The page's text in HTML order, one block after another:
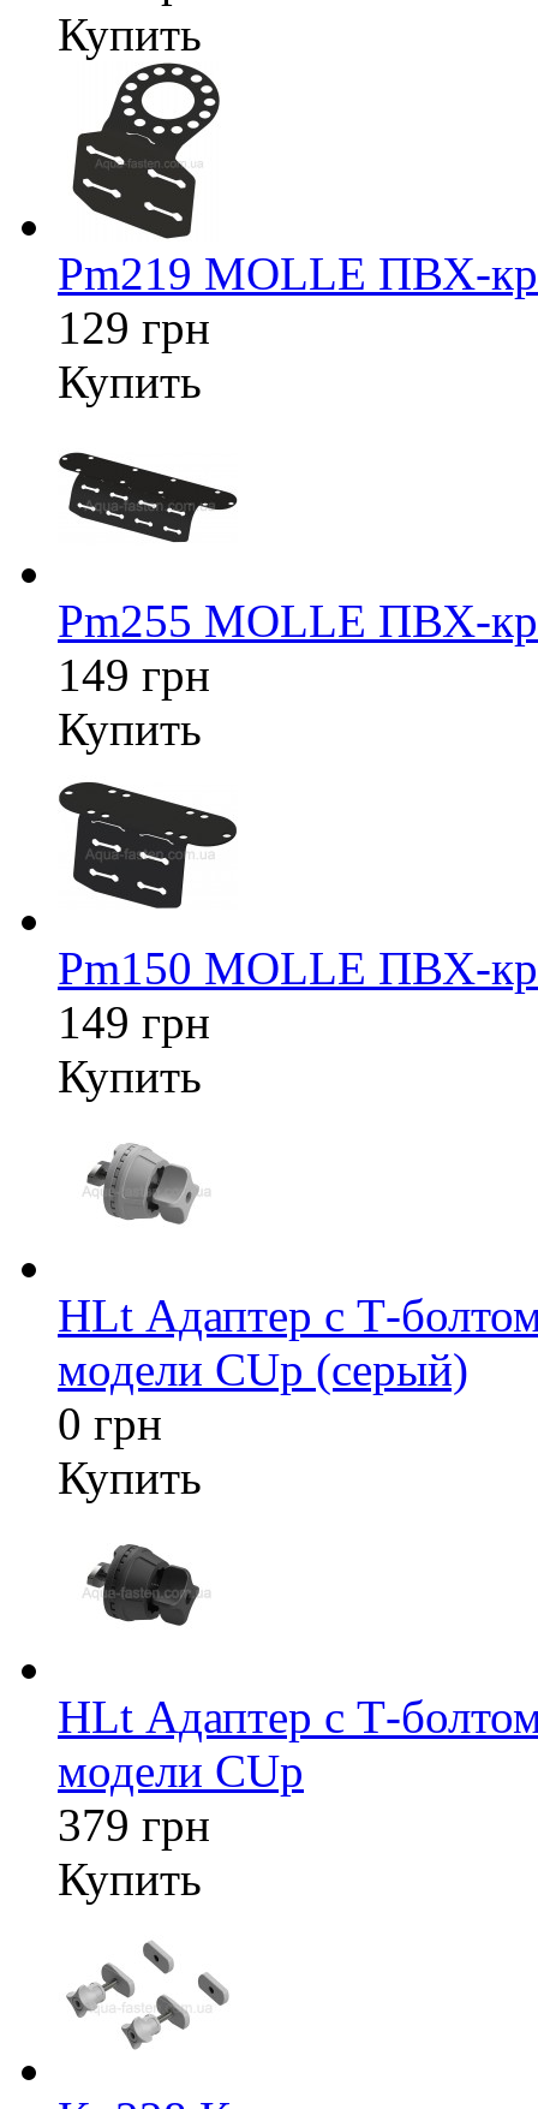
Купить
Pm219 MOLLE ПВХ-
129 грн
Купить
Pm255 MOLLE ПВХ-
149 грн
Купить
Pm150 MOLLE ПВХ-
149 грн
Купить
HLt Адаптер c Т-
модели CUp (серый)
0 грн
Купить
HLt Адаптер c Т-
модели CUp
379 грн
Купить